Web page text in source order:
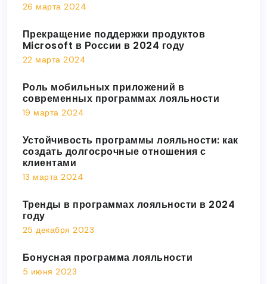
26 марта 2024
Прекращение поддержки продуктов
Microsoft в России в 2024 году
22 марта 2024
Роль мобильных приложений в
современных программах лояльности
19 марта 2024
Устойчивость программы лояльности: как
создать долгосрочные отношения с
клиентами
13 марта 2024
Тренды в программах лояльности в 2024
году
25 декабря 2023
Бонусная программа лояльности
5 июня 2023